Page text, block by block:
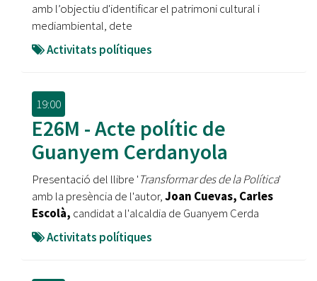
amb l’objectiu d'identificar el patrimoni cultural i
mediambiental, dete
Activitats polítiques
19:00
E26M - Acte polític de
Guanyem Cerdanyola
Presentació del llibre 'Transformar des de la Política'
amb la presència de l'autor,Joan Cuevas, Carles
Escolà, candidat a l'alcaldia de Guanyem Cerda
Activitats polítiques